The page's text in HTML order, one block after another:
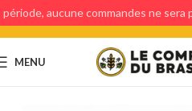
MENU
période, aucune commandes ne sera
étant fermé, aucun retraits en